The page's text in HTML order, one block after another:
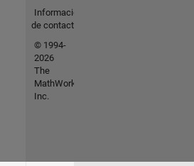
Información
de contacto
© 1994-
2026
The
MathWorks,
Inc.